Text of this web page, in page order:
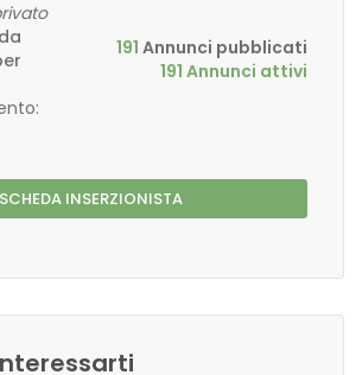
191 Annunci pubblicati
191 Annunci attivi
SCHEDA INSERZIONISTA